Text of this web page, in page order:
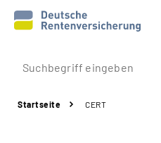
Prävention
Startseite CERT